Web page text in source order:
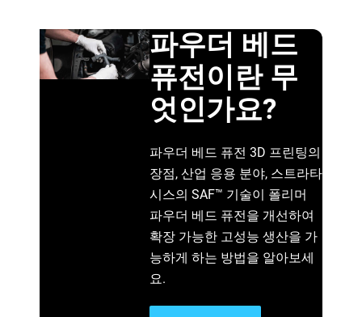
파우더 베드
퓨전이란 무
엇인가요?
파우더 베드 퓨전 3D 프린팅의
장점, 산업 응용 분야, 스트라타
시스의 SAF™ 기술이 폴리머
파우더 베드 퓨전을 개선하여
확장 가능한 고성능 생산을 가
능하게 하는 방법을 알아보세
요.